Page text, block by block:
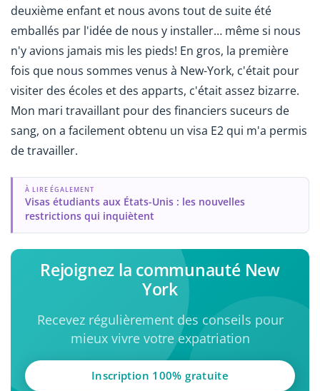
deuxième enfant et nous avons tout de suite été
emballés par l'idée de nous y installer… même si nous
n'y avions jamais mis les pieds! En gros, la première
fois que nous sommes venus à New-York, c'était pour
visiter des écoles et des apparts, c'était assez bizarre.
Mon mari travaillant pour des financiers suceurs de
sang, on a facilement obtenu un visa E2 qui m'a permis
de travailler.
À LIRE ÉGALEMENT
Visas étudiants aux États-Unis : les nouvelles
restrictions qui inquiètent
Rejoignez la communauté New
York
Recevez régulièrement des conseils pour
mieux vivre votre expatriation
Inscription 100% gratuite